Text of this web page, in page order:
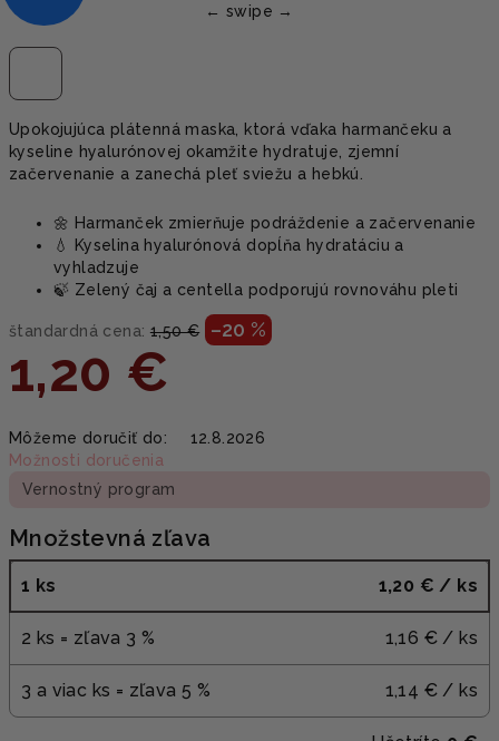
Upokojujúca plátenná maska, ktorá vďaka harmančeku a
kyseline hyalurónovej okamžite hydratuje, zjemní
začervenanie a zanechá pleť sviežu a hebkú.
🌼 Harmanček zmierňuje podráždenie a začervenanie
💧 Kyselina hyalurónová dopĺňa hydratáciu a
vyhladzuje
🍃 Zelený čaj a centella podporujú rovnováhu pleti
štandardná cena: 1,50 € –20 %
1,20 €
cena:
Môžeme doručiť do:
12.8.2026
Možnosti doručenia
Vernostný program
Množstevná zľava
1 ks 1,20 € / ks
2 ks = zľava 3 % 1,16 € / ks
3 a viac ks = zľava 5 % 1,14 € / ks